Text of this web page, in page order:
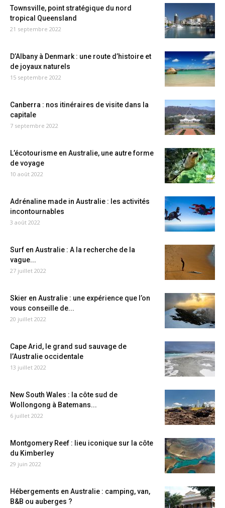
Townsville, point stratégique du nord
tropical Queensland
21 septembre 2022
D’Albany à Denmark : une route d’histoire et
de joyaux naturels
15 septembre 2022
Canberra : nos itinéraires de visite dans la
capitale
7 septembre 2022
L’écotourisme en Australie, une autre forme
de voyage
10 août 2022
Adrénaline made in Australie : les activités
incontournables
3 août 2022
Surf en Australie : A la recherche de la
vague...
27 juillet 2022
Skier en Australie : une expérience que l’on
vous conseille de...
20 juillet 2022
Cape Arid, le grand sud sauvage de
l’Australie occidentale
13 juillet 2022
New South Wales : la côte sud de
Wollongong à Batemans...
6 juillet 2022
Montgomery Reef : lieu iconique sur la côte
du Kimberley
29 juin 2022
Hébergements en Australie : camping, van,
B&B ou auberges ?